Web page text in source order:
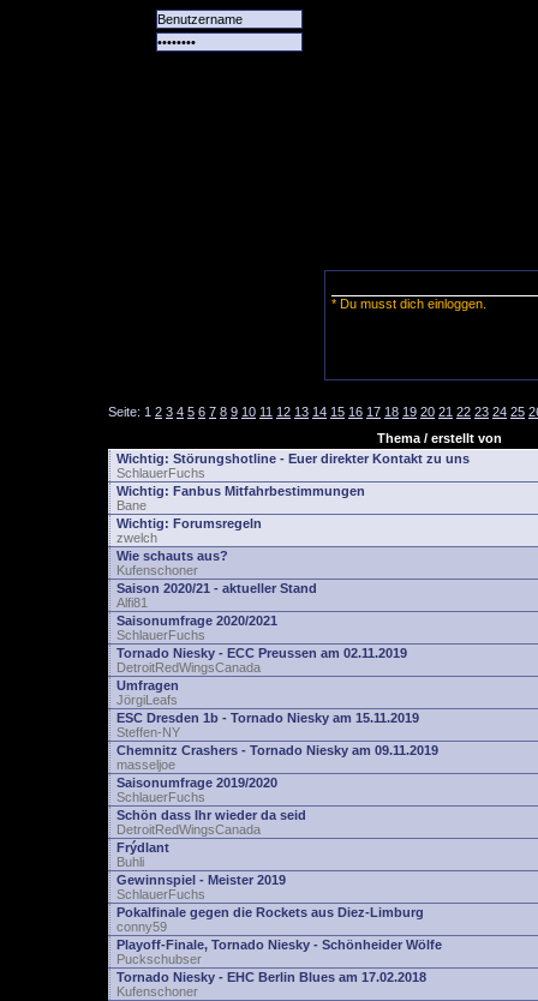
* Du musst dich einloggen.
Seite: 1 2 3 4 5 6 7 8 9 10 11 12 13 14 15 16 17 18 19 20 21 22 23 24 25
Thema / erstellt von
Wichtig: Störungshotline - Euer direkter Kontakt zu uns
SchlauerFuchs
Wichtig: Fanbus Mitfahrbestimmungen
Bane
Wichtig: Forumsregeln
zwelch
Wie schauts aus?
Kufenschoner
Saison 2020/21 - aktueller Stand
Alfi81
Saisonumfrage 2020/2021
SchlauerFuchs
Tornado Niesky - ECC Preussen am 02.11.2019
DetroitRedWingsCanada
Umfragen
JörgiLeafs
ESC Dresden 1b - Tornado Niesky am 15.11.2019
Steffen-NY
Chemnitz Crashers - Tornado Niesky am 09.11.2019
masseljoe
Saisonumfrage 2019/2020
SchlauerFuchs
Schön dass Ihr wieder da seid
DetroitRedWingsCanada
Frýdlant
Buhli
Gewinnspiel - Meister 2019
SchlauerFuchs
Pokalfinale gegen die Rockets aus Diez-Limburg
conny59
Playoff-Finale, Tornado Niesky - Schönheider Wölfe
Puckschubser
Tornado Niesky - EHC Berlin Blues am 17.02.2018
Kufenschoner